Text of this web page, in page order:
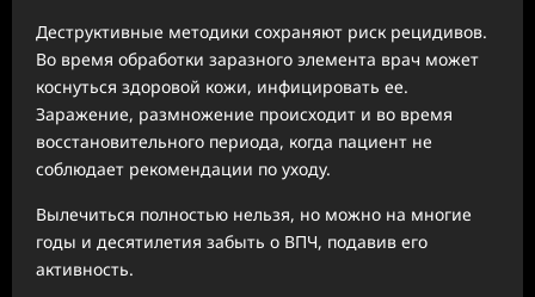
Деструктивные методики сохраняют риск рецидивов.
Во время обработки заразного элемента врач может
коснуться здоровой кожи, инфицировать ее.
Заражение, размножение происходит и во время
восстановительного периода, когда пациент не
соблюдает рекомендации по уходу.
Вылечиться полностью нельзя, но можно на многие
годы и десятилетия забыть о ВПЧ, подавив его
активность.